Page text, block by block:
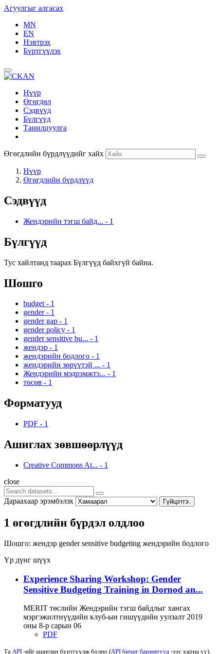
Агуулгыг алгасах
MN
EN
Нэвтрэх
Бүртгүүлэх
Нүүр
Өгөгдөл
Сэдвүүд
Бүлгүүд
Танилцуулга
Өгөгдлийн бүрдлүүдийг хайх
Нүүр
Өгөгдлийн бүрдлүүд
Сэдвүүд
Жендэрийн тэгш байд... - 1
Бүлгүүд
Тус хайлтанд таарах Бүлгүүд байхгүй байна.
Шошго
budget - 1
gender - 1
gender gap - 1
gender policy - 1
gender sensitive bu... - 1
жендэр - 1
жендэрийн бодлого - 1
жендэрийн зөрүүтэй ... - 1
Жендэрийн мэдрэмжтэ... - 1
төсөв - 1
Форматууд
PDF - 1
Ашиглах зөвшөөрлүүд
Creative Commons At... - 1
close
Дараахаар эрэмбэлэх Гүйцэтгэ.
1 өгөгдлийн бүрдэл олдлоо
Шошго: жендэр gender sensitive budgeting жендэрийн бодлого
Үр дүнг шүүх
Experience Sharing Workshop: Gender
Sensitive Budgeting Training in Dornod an...
MERIT төслийн Жендэрийн тэгш байдлыг хангах
мэргэжилтнүүдийн клуб-ын гишүүдийн уулзалт 2019
оны 8-р сарын 06
PDF
Та API -ийг ашиглан бүртгүүлж болно (API бичиг баримтууд -ээс харна уу).